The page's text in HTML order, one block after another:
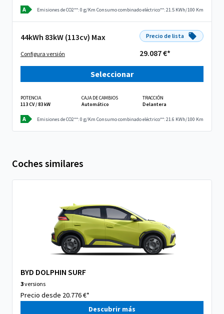
A Emisiones de CO2**: 0 g/Km Consumo combinado eléctrico**: 21.5 KWh/100 Km
44kWh 83kW (113cv) Max
Configura versión
Precio de lista
29.087 €*
Seleccionar
POTENCIA
113 CV / 83 kW
CAJA DE CAMBIOS
Automático
TRACCIÓN
Delantera
A Emisiones de CO2**: 0 g/Km Consumo combinado eléctrico**: 21.6 KWh/100 Km
Coches similares
BYD DOLPHIN SURF
3versions
Precio desde 20.776 €*
Descubrir más